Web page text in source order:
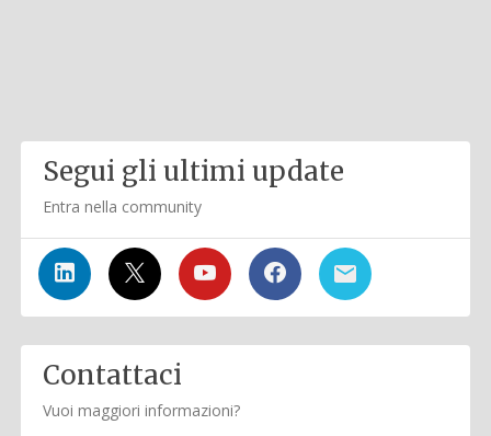
Segui gli ultimi update
Entra nella community
Contattaci
Vuoi maggiori informazioni?